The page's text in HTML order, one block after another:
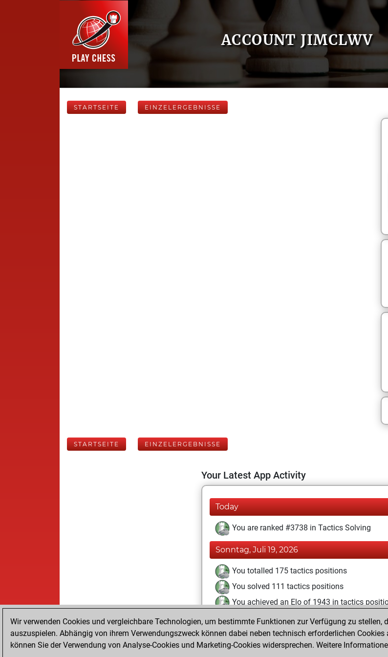
ACCOUNT JIMCLWV
STARTSEITE EINZELERGEBNISSE
STARTSEITE EINZELERGEBNISSE
Your Latest App Activity
Today
You are ranked #3738 in Tactics Solving
Sonntag, Juli 19, 2026
You totalled 175 tactics positions
You solved 111 tactics positions
You achieved an Elo of 1943 in tactics
Mittwoch, Oktober 5, 2022
You created your Fritz account
Wir verwenden Cookies und vergleichbare Technologien, um bestimmte Funktionen zur Verfügung zu
auszuspielen. Abhängig von ihrem Verwendungszweck können dabei neben technisch erforderlichen
können Sie der Verwendung von Analyse-Cookies und Marketing-Cookies widersprechen. Weitere